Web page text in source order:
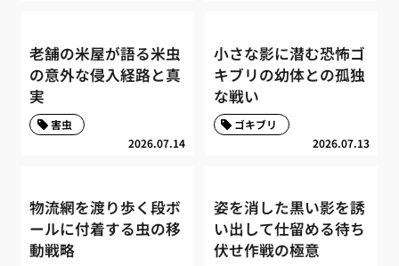
老舗の米屋が語る米虫
の意外な侵入経路と真
実
2026.07.14
害虫
小さな影に潜む恐怖ゴ
キブリの幼体との孤独
な戦い
2026.07.13
ゴキブリ
物流網を渡り歩く段ボ
ールに付着する虫の移
動戦略
姿を消した黒い影を誘
い出して仕留める待ち
伏せ作戦の極意